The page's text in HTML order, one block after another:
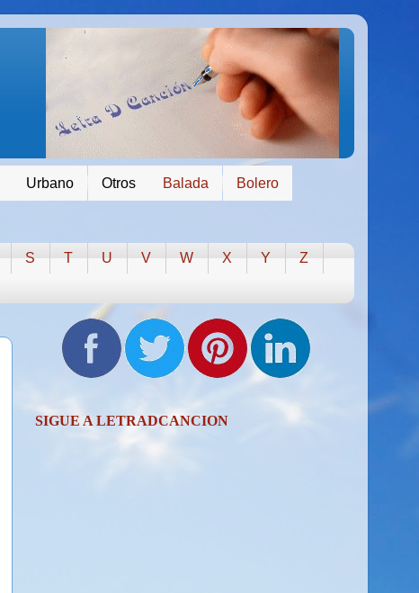
Urbano Otros Balada Bolero
S T U V W X Y
Z
SIGUE A LETRADCANCION